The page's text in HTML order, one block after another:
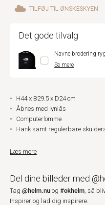
TILFØJ TIL ØNSKESKYEN
Det gode tilvalg
Navne brodering
Se mere
H44 x B29.5 x D24 cm
Åbnes med lynlås
Computerlomme
Hank samt regulerbare
Læs mere
Del dine billeder med
Tag @helm.nu og #okhelm, så
Inspirer og lad dig inspirere.